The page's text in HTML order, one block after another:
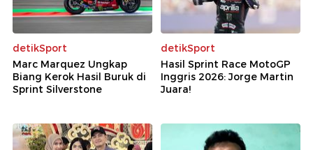
detikSport
Marc Marquez Ungkap
Biang Kerok Hasil Buruk di
Sprint Silverstone
detikSport
Hasil Sprint Race MotoGP
Inggris 2026: Jorge Martin
Juara!